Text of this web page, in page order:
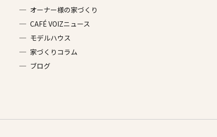
オーナー様の家づくり
CAFÉ VOIZニュース
モデルハウス
家づくりコラム
ブログ